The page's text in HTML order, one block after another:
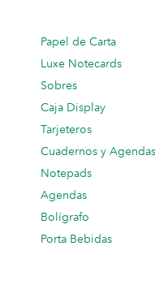
Papel de Carta
Luxe Notecards
Sobres
Caja Display
Tarjeteros
Cuadernos y Agendas
Notepads
Agendas
Bolígrafo
Porta Bebidas